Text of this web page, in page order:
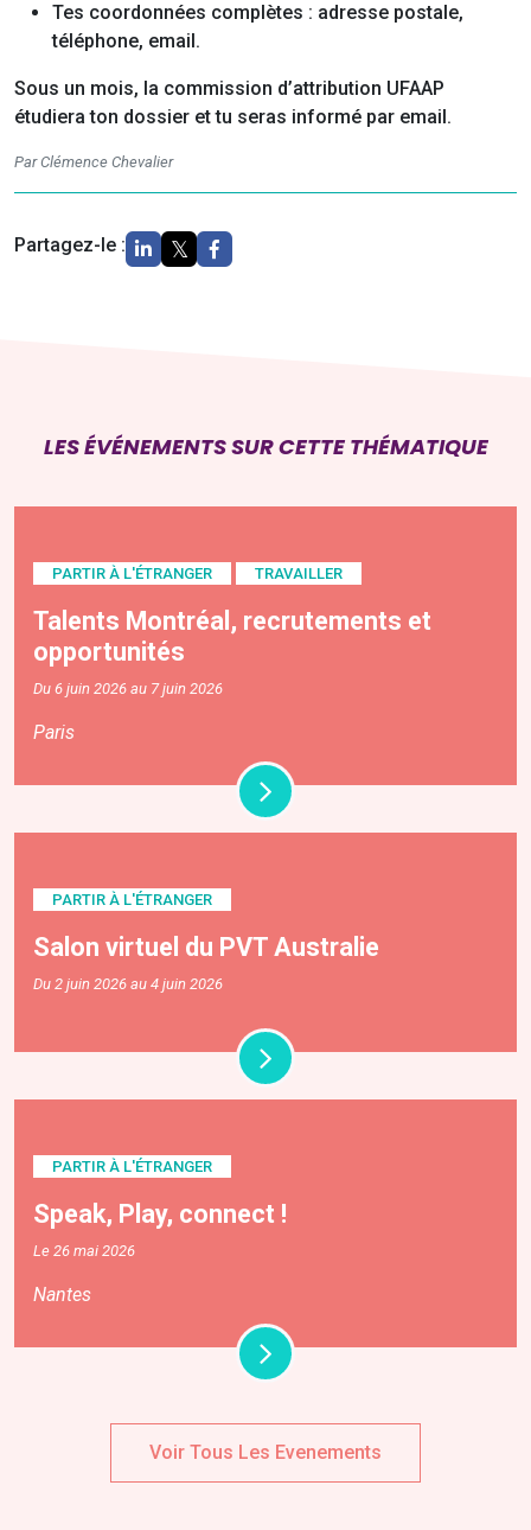
Tes coordonnées complètes : adresse postale,
téléphone, email.
Sous un mois, la commission d’attribution UFAAP
étudiera ton dossier et tu seras informé par email.
Par Clémence Chevalier
Partagez-le :
LES ÉVÉNEMENTS SUR CETTE THÉMATIQUE
PARTIR À L'ÉTRANGER TRAVAILLER
Talents Montréal, recrutements et
opportunités
Du 6 juin 2026 au 7 juin 2026
Paris
PARTIR À L'ÉTRANGER
Salon virtuel du PVT Australie
Du 2 juin 2026 au 4 juin 2026
PARTIR À L'ÉTRANGER
Speak, Play, connect !
Le 26 mai 2026
Nantes
Voir Tous Les Evenements